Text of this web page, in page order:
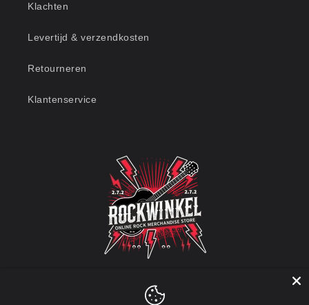
Klachten
Levertijd & verzendkosten
Retourneren
Klantenservice